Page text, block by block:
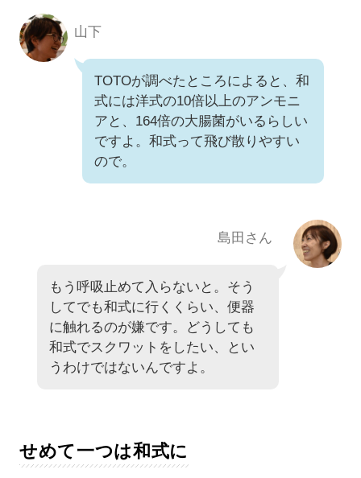
山下
TOTOが調べたところによると、和
式には洋式の10倍以上のアンモニ
アと、164倍の大腸菌がいるらしい
ですよ。和式って飛び散りやすい
ので。
島田さん
もう呼吸止めて入らないと。そう
してでも和式に行くくらい、便器
に触れるのが嫌です。どうしても
和式でスクワットをしたい、とい
うわけではないんですよ。
せめて一つは和式に